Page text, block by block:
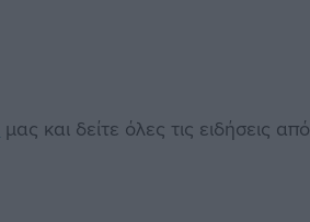
μας και δείτε όλες τις ειδήσεις από